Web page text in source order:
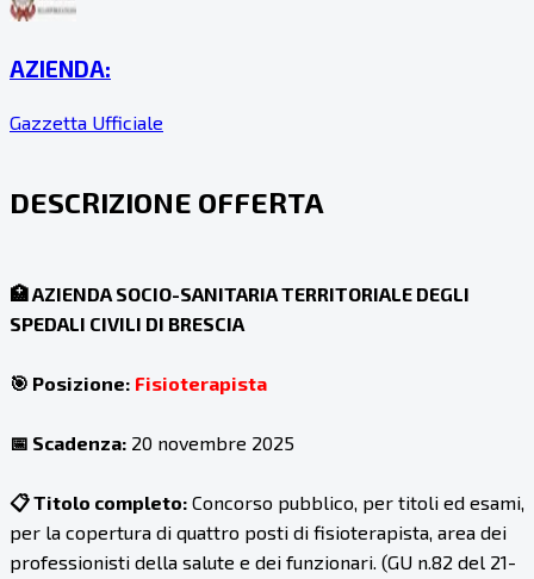
AZIENDA:
Gazzetta Ufficiale
DESCRIZIONE OFFERTA
🏥 AZIENDA SOCIO-SANITARIA TERRITORIALE DEGLI
SPEDALI CIVILI DI BRESCIA
🎯 Posizione: Fisioterapista
📅 Scadenza: 20 novembre 2025
📋 Titolo completo: Concorso pubblico, per titoli ed esami,
per la copertura di quattro posti di fisioterapista, area dei
professionisti della salute e dei funzionari. (GU n.82 del 21-